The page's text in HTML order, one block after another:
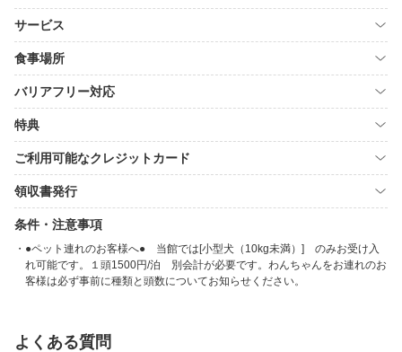
サービス
食事場所
バリアフリー対応
特典
ご利用可能なクレジットカード
領収書発行
条件・注意事項
●ペット連れのお客様へ● 当館では[小型犬（10kg未満）] のみお受け入
れ可能です。１頭1500円/泊 別会計が必要です。わんちゃんをお連れのお
客様は必ず事前に種類と頭数についてお知らせください。
よくある質問